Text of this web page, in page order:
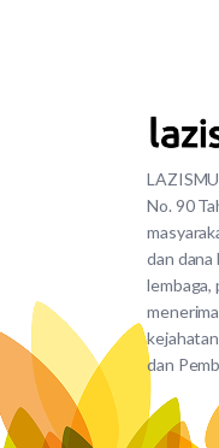
No. 90
dan dana
lembaga,
dan